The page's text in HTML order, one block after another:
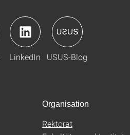
LinkedIn USUS-Blog
Organisation
Rektorat